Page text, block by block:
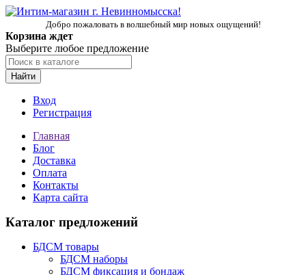
Добро пожаловать в волшебный мир новых ощущений!
Корзина ждет
Выберите любое предложение
Найти
Вход
Регистрация
Главная
Блог
Доставка
Оплата
Контакты
Карта сайта
Каталог предложений
БДСМ товары
БДСМ наборы
БДСМ фиксация и бондаж